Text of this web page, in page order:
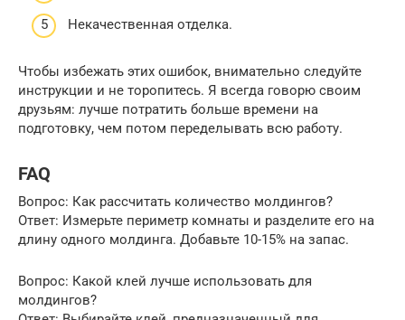
Некачественная отделка.
Чтобы избежать этих ошибок, внимательно следуйте
инструкции и не торопитесь. Я всегда говорю своим
друзьям: лучше потратить больше времени на
подготовку, чем потом переделывать всю работу.
FAQ
Вопрос: Как рассчитать количество молдингов?
Ответ: Измерьте периметр комнаты и разделите его на
длину одного молдинга. Добавьте 10-15% на запас.
Вопрос: Какой клей лучше использовать для
молдингов?